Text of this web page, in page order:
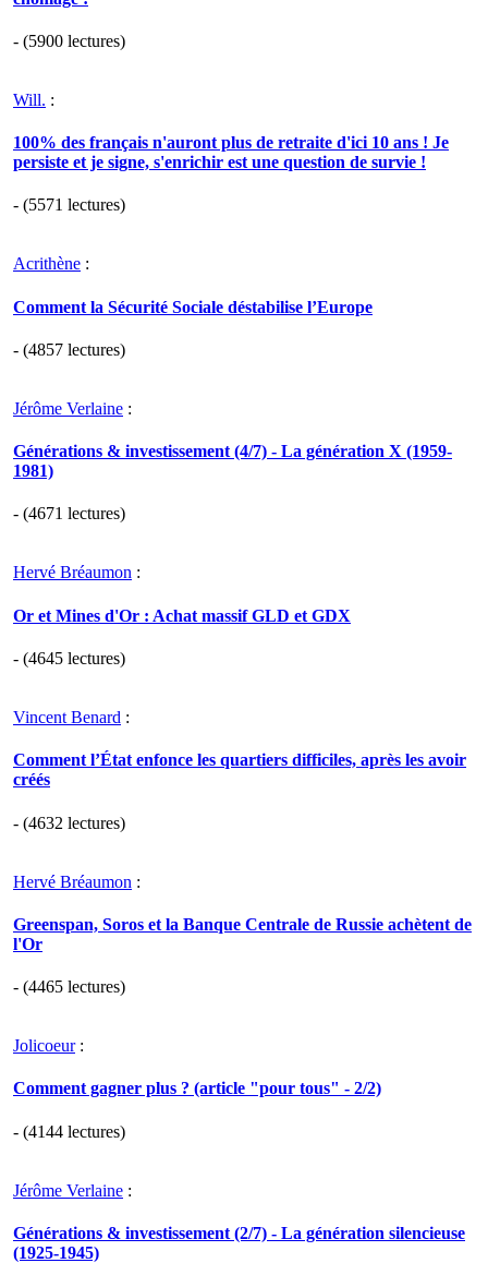
- (5900 lectures)
Will. :
100% des français n'auront plus de retraite d'ici 10 ans ! Je
persiste et je signe, s'enrichir est une question de survie !
- (5571 lectures)
Acrithène :
Comment la Sécurité Sociale déstabilise l’Europe
- (4857 lectures)
Jérôme Verlaine :
Générations & investissement (4/7) - La génération X (1959-
1981)
- (4671 lectures)
Hervé Bréaumon :
Or et Mines d'Or : Achat massif GLD et GDX
- (4645 lectures)
Vincent Benard :
Comment l’État enfonce les quartiers difficiles, après les avoir
créés
- (4632 lectures)
Hervé Bréaumon :
Greenspan, Soros et la Banque Centrale de Russie achètent de
l'Or
- (4465 lectures)
Jolicoeur:
Comment gagner plus ? (article "pour tous" - 2/2)
- (4144 lectures)
Jérôme Verlaine :
Générations & investissement (2/7) - La génération silencieuse
(1925-1945)